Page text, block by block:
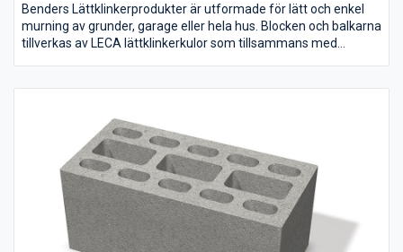
Benders Lättklinkerprodukter är utformade för lätt och enkel
murning av grunder, garage eller hela hus. Blocken och balkarna
tillverkas av LECA lättklinkerkulor som tillsammans med